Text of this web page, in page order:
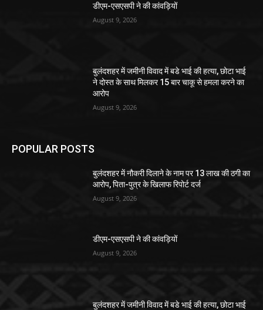
डीएम-एसएसपी ने की कांवड़ियों
August 9, 2026
बुलंदशहर में जमीनी विवाद में बडे भाई की हत्या, छोटा भाई
ने दोस्त के साथ मिलकर 15 बार चाकू से हमला करने का
आरोप
August 9, 2026
POPULAR POSTS
बुलंदशहर में नौकरी दिलाने के नाम पर 13 लाख की ठगी का
आरोप, पिता-पुत्र के खिलाफ रिपोर्ट दर्ज
August 9, 2026
डीएम-एसएसपी ने की कांवड़ियों
August 9, 2026
बुलंदशहर में जमीनी विवाद में बडे भाई की हत्या, छोटा भाई